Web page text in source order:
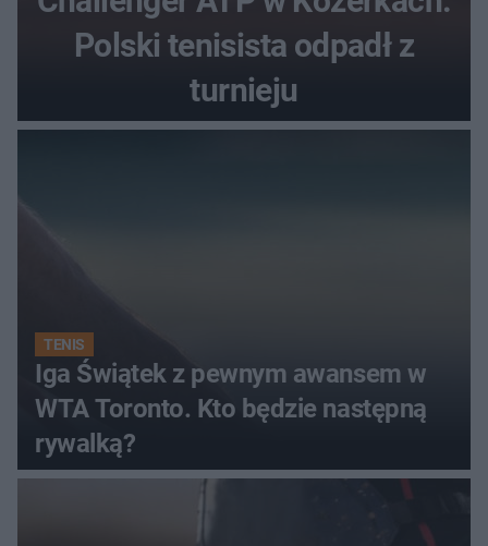
Polski tenisista odpadł z
turnieju
TENIS
Iga Świątek z pewnym awansem w
WTA Toronto. Kto będzie następną
rywalką?